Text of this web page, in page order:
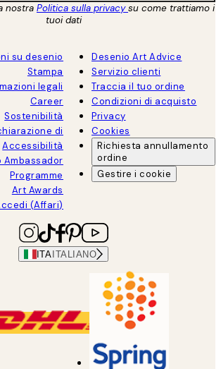
nostra Politica sulla privacysu come trattiamo i
tuoi dati
su desenio
Stampa
legali
Career
Sostenibilità
di
Accessibilità
Ambassador
Programme
Art Awards
(Affari)
Desenio Art Advice
Servizio clienti
Traccia il tuo ordine
Condizioni di acquisto
Privacy
Cookies
Richiesta annullamento
ordine
Gestire i cookie
ITA ITALIANO